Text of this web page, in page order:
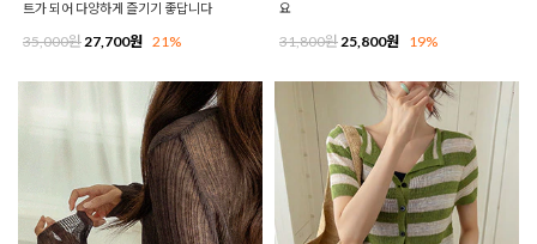
트가 되어 다양하게 즐기기 좋답니다
35,000원 27,700원 21%
요
31,800원 25,800원 19%